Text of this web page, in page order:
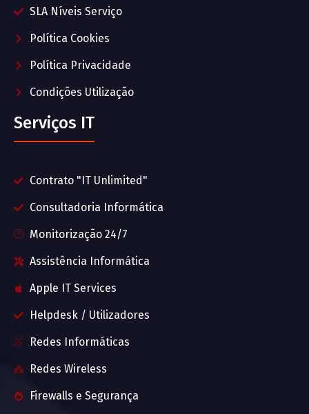
SLA Níveis Serviço
Política Cookies
Política Privacidade
Condições Utilização
Serviços IT
Contrato "IT Unlimited"
Consultadoria Informática
Monitorização 24/7
Assistência Informática
Apple IT Services
Helpdesk / Utilizadores
Redes Informáticas
Redes Wireless
Firewalls e Segurança